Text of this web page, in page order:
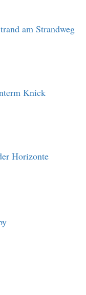
am Strandweg
Knick
Horizonte